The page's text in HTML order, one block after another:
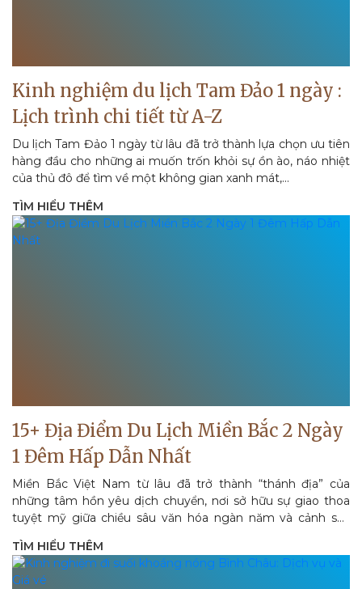
Kinh nghiệm du lịch Tam Đảo 1 ngày :
Lịch trình chi tiết từ A-Z
Du lịch Tam Đảo 1 ngày từ lâu đã trở thành lựa chọn ưu tiên
hàng đầu cho những ai muốn trốn khỏi sự ồn ào, náo nhiệt
của thủ đô để tìm về một không gian xanh mát,...
TÌM HIỂU THÊM
15+ Địa Điểm Du Lịch Miền Bắc 2 Ngày
1 Đêm Hấp Dẫn Nhất
Miền Bắc Việt Nam từ lâu đã trở thành “thánh địa” của
những tâm hồn yêu dịch chuyển, nơi sở hữu sự giao thoa
tuyệt mỹ giữa chiều sâu văn hóa ngàn năm và cảnh sắc
TÌM HIỂU THÊM